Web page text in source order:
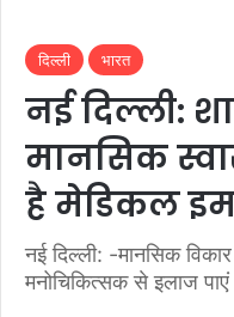
दिल्ली भारत
नई दिल्ली:
मानसिक
है मेडिकल
नई दिल्ली: -मानसिक
मनोचिकित्सक से इलाज पाएं